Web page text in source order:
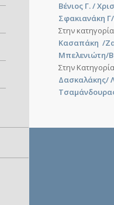
Βένιος Γ. /
Σφακιανάκη
Στην κατηγορία
Κασαπάκη /
Μπελενιώτη/
Στην Κατηγορία
Δασκαλάκης/